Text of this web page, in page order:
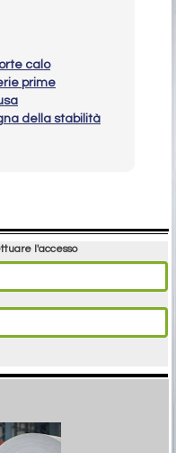
calo
prime
della stabilità
l'accesso